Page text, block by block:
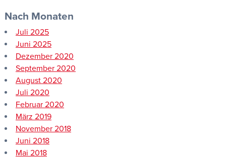
Nach Monaten
Juli 2025
Juni 2025
Dezember 2020
September 2020
August 2020
Juli 2020
Februar 2020
März 2019
November 2018
Juni 2018
Mai 2018